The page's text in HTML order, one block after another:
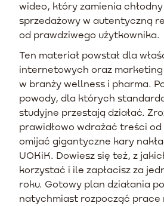
wideo, który zamienia
sprzedażowy w autentyczną
od prawdziwego użytkownika.
Ten materiał powstał dla
internetowych oraz
w branży wellness i pharma.
powody, dla których
studyjne przestają działać.
prawidłowo wdrażać treści
omijać gigantyczne kary
UOKiK. Dowiesz się też, z
korzystać i ile zapłacisz za
roku. Gotowy plan działania
natychmiast rozpocząć prace